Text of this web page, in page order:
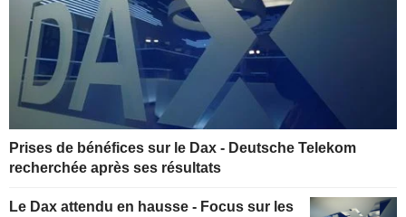
Prises de bénéfices sur le Dax - Deutsche Telekom
recherchée après ses résultats
Le Dax attendu en hausse - Focus sur les